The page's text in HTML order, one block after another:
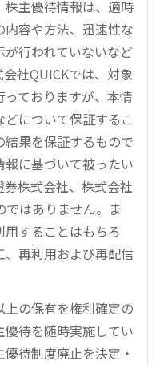
株主優待情報は、適時
容や方法、迅速性な
行われていないなど
社QUICKでは、対象
ておりますが、本情
について保証するこ
果を保証するもので
に基づいて被ったい
株式会社、株式会社
ではありません。ま
することはもちろ
再利用および再配信
の保有を権利確定の
待を随時実施してい
待制度廃止を決定・